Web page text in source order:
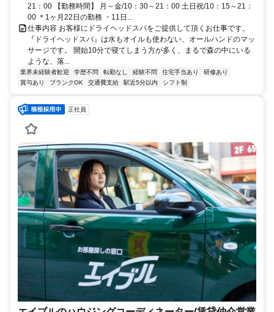
21：00 【勤務時間】 月～金/10：30～21：00 土日祝/10：15～21：
00 ＊1ヶ月22日の勤務 ・11日...
仕事内容 お客様にドライヘッドスパをご提供して頂くお仕事です。
『ドライヘッドスパ』は水もオイルも使わない、オールハンドのマッ
サージです。 開始10分で寝てしまう方が多く、まるで森の中にいる
ような、落...
業界未経験者歓迎 学歴不問 転勤なし 経験不問 住宅手当あり
研修あり
賞与あり
ブランクOK 交通費支給 駅近5分以内 シフト制
正社員